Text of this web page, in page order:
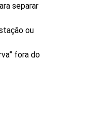
separar
ou
fora do